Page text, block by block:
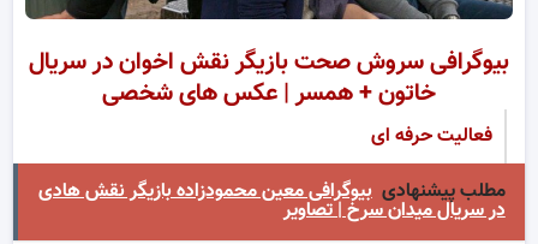
بیوگرافی سروش صحت بازیگر نقش اخوان در سریال
خاتون + همسر | عکس های شخصی
فعالیت حرفه ای
مطلب پیشنهادی بیوگرافی معین محمودزاده بازیگر نقش هادی
در سریال میدان سرخ | تصاویر